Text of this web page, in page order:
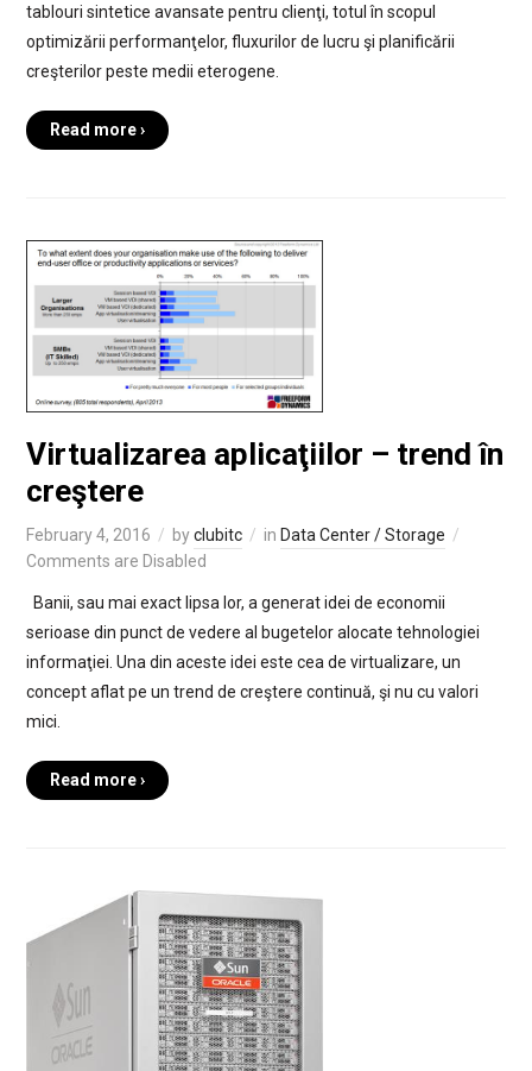
tablouri sintetice avansate pentru clienţi, totul în scopul
optimizării performanţelor, fluxurilor de lucru şi planificării
creşterilor peste medii eterogene.
Read more ›
Virtualizarea aplicaţiilor – trend în
creştere
February 4, 2016 byclubitc in Data Center / Storage
Comments are Disabled
Banii, sau mai exact lipsa lor, a generat idei de economii
serioase din punct de vedere al bugetelor alocate tehnologiei
informaţiei. Una din aceste idei este cea de virtualizare, un
concept aflat pe un trend de creştere continuă, şi nu cu valori
mici.
Read more ›